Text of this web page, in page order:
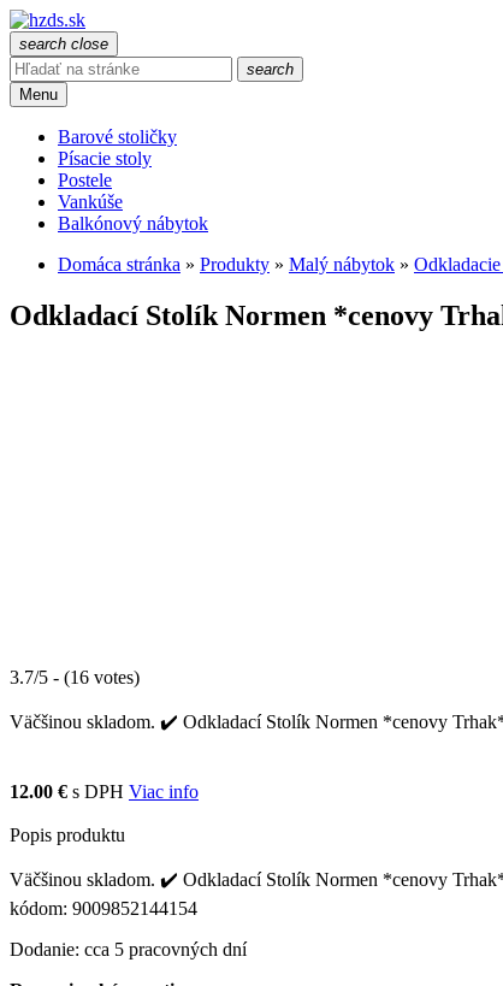
search close
search
Menu
Barové stoličky
Písacie stoly
Postele
Vankúše
Balkónový nábytok
Domáca stránka » Produkty » Malý nábytok »
Odkladací Stolík Normen *cenovy
3.7/5 - (16 votes)
Väčšinou skladom. ✔️ Odkladací Stolík Normen *cenovy
12.00 € s DPH Viac info
Popis produktu
Väčšinou skladom. ✔️ Odkladací Stolík Normen *cenovy
kódom: 9009852144154
Dodanie: cca 5 pracovných dní